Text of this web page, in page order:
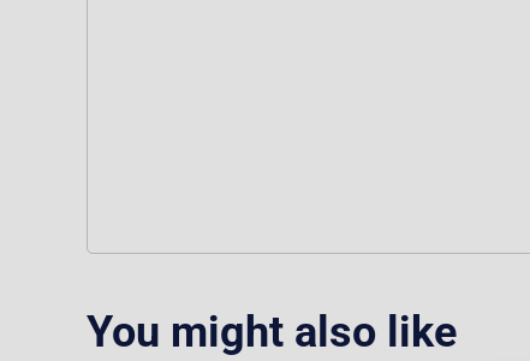
You might also like